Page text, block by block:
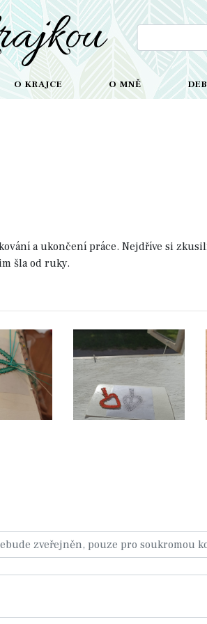
O KRAJCE O MNĚ
a ukončení práce. Nejdříve si
šla od ruky.